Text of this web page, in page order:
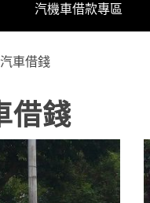
汽機車借款專區
車借錢
借錢